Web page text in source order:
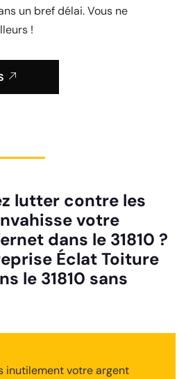
un bref délai. Vous ne
!
lutter contre les
votre
dans le 31810 ?
Éclat Toiture
le 31810 sans
inutilement votre argent